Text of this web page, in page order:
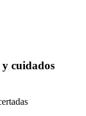
cuidados